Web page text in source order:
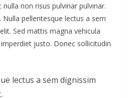
non risus pulvinar pulvinar.
pellentesque lectus a sem
Sed mattis magna vehicula
justo. Donec sollicitudin
lectus a sem dignissim